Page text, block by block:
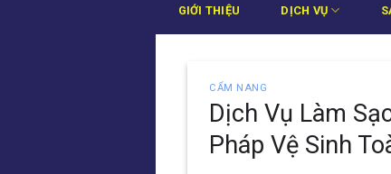
GIỚI THIỆU DỊCH VỤ
CẨM NANG
Dịch Vụ Làm
Pháp Vệ Sinh